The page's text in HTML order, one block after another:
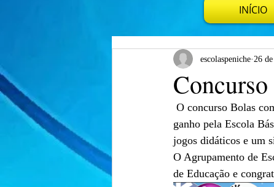
INÍCIO
escolaspeniche 26
ganho pela Escola
jogos didáticos e um
O Agrupamento de
de Educação e